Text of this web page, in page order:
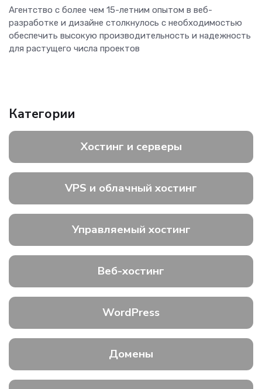
Агентство с более чем 15-летним опытом в веб-
разработке и дизайне столкнулось с необходимостью
обеспечить высокую производительность и надежность
для растущего числа проектов
Категории
Хостинг и серверы
VPS и облачный хостинг
Управляемый хостинг
Веб-хостинг
WordPress
Домены